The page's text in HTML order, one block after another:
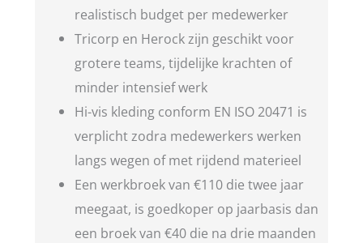
realistisch budget per medewerker
Tricorp en Herock zijn geschikt voor
grotere teams, tijdelijke krachten of
minder intensief werk
Hi-vis kleding conform EN ISO 20471 is
verplicht zodra medewerkers werken
langs wegen of met rijdend materieel
Een werkbroek van €110 die twee jaar
meegaat, is goedkoper op jaarbasis dan
een broek van €40 die na drie maanden